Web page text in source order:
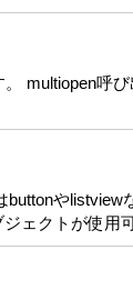
multiopen呼
や
ェクトが使用